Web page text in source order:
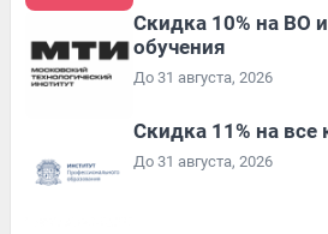
Скидка 10% на ВО
обучения
До 31 августа, 2026
Скидка 11% на все
До 31 августа, 2026